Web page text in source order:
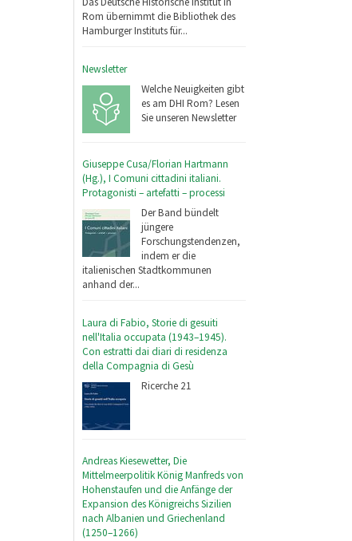
Rom übernimmt die Bibliothek des
Hamburger Instituts für...
Newsletter
Welche Neuigkeiten gibt
es am DHI Rom? Lesen
Sie unseren Newsletter
Giuseppe Cusa/Florian Hartmann
(Hg.), I Comuni cittadini italiani.
Protagonisti – artefatti – processi
Der Band bündelt
jüngere
Forschungstendenzen,
indem er die
italienischen Stadtkommunen
anhand der...
Laura di Fabio, Storie di gesuiti
nell'Italia occupata (1943–1945).
Con estratti dai diari di residenza
della Compagnia di Gesù
Ricerche 21
Andreas Kiesewetter, Die
Mittelmeerpolitik König Manfreds von
Hohenstaufen und die Anfänge der
Expansion des Königreichs Sizilien
nach Albanien und Griechenland
(1250–1266)